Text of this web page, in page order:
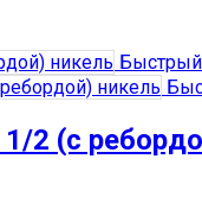
1/2 (с